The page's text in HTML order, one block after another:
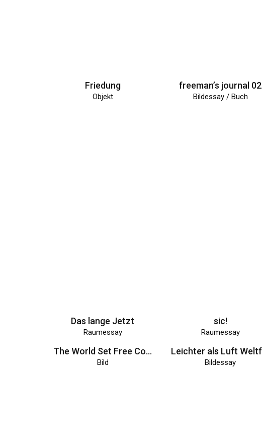
Friedung
Objekt
freeman’s journal 02
Bildessay / Buch
The World Set Free Coverworks
Bild Bildessay